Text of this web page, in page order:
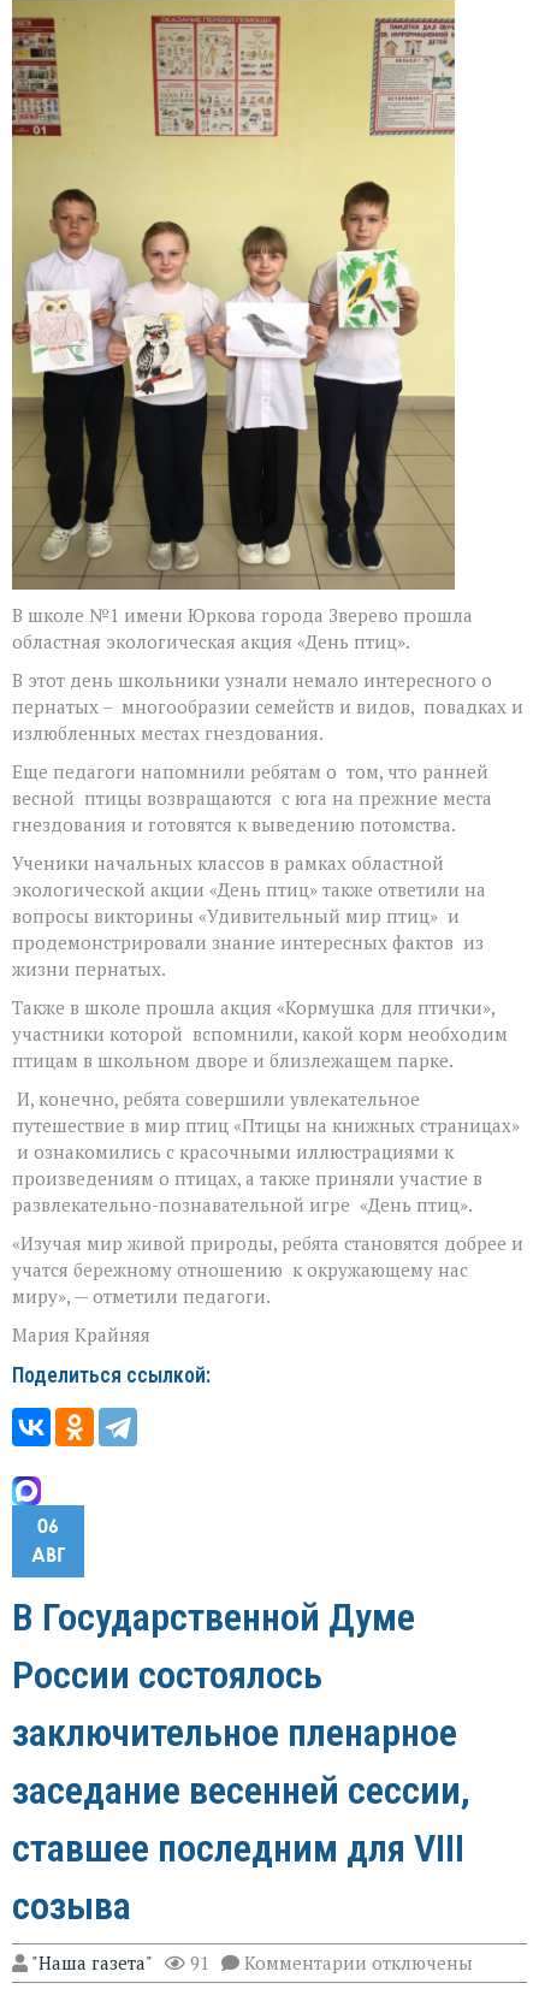
школе
№1
имени
Юркова
города
Зверево
прошла
акция
В школе №1 имени Юркова города Зверево прошла
областная экологическая акция «День птиц».
В этот день школьники узнали немало интересного о
пернатых – многообразии семейств и видов, повадках и
излюбленных местах гнездования.
Еще педагоги напомнили ребятам о том, что ранней
весной птицы возвращаются с юга на прежние места
гнездования и готовятся к выведению потомства.
Ученики начальных классов в рамках областной
экологической акции «День птиц» также ответили на
вопросы викторины «Удивительный мир птиц» и
продемонстрировали знание интересных фактов из
жизни пернатых.
Также в школе прошла акция «Кормушка для птички»,
участники которой вспомнили, какой корм необходим
птицам в школьном дворе и близлежащем парке.
И, конечно, ребята совершили увлекательное
путешествие в мир птиц «Птицы на книжных страницах»
и ознакомились с красочными иллюстрациями к
произведениям о птицах, а также приняли участие в
развлекательно-познавательной игре «День птиц».
«Изучая мир живой природы, ребята становятся добрее и
учатся бережному отношению к окружающему нас
миру», — отметили педагоги.
Мария Крайняя
Поделиться ссылкой:
06
АВГ
В Государственной Думе
России состоялось
заключительное пленарное
заседание весенней сессии,
ставшее последним для VIII
созыва
"Наша газета" 91 Комментарии к
записи
отключены